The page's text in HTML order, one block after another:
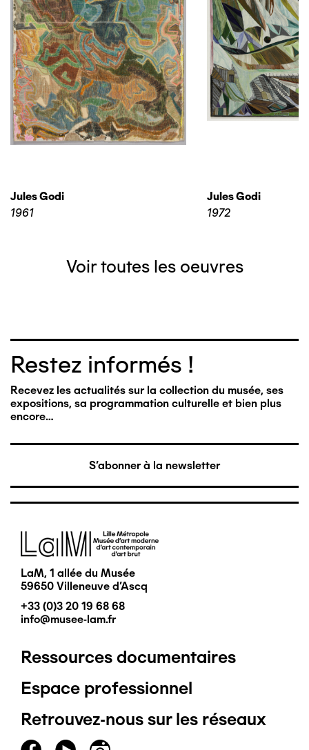
Jules Godi
1961
Jules Godi
1972
Voir toutes les oeuvres
Restez informés !
Recevez les actualités sur la collection du musée, ses
expositions, sa programmation culturelle et bien plus
encore…
S'abonner à la newsletter
Image
LaM, 1 allée du Musée
59650 Villeneuve d'Ascq
+33 (0)3 20 19 68 68
info@musee-lam.fr
Pied
de
page
Ressources documentaires
Espace professionnel
Retrouvez-nous sur les réseaux